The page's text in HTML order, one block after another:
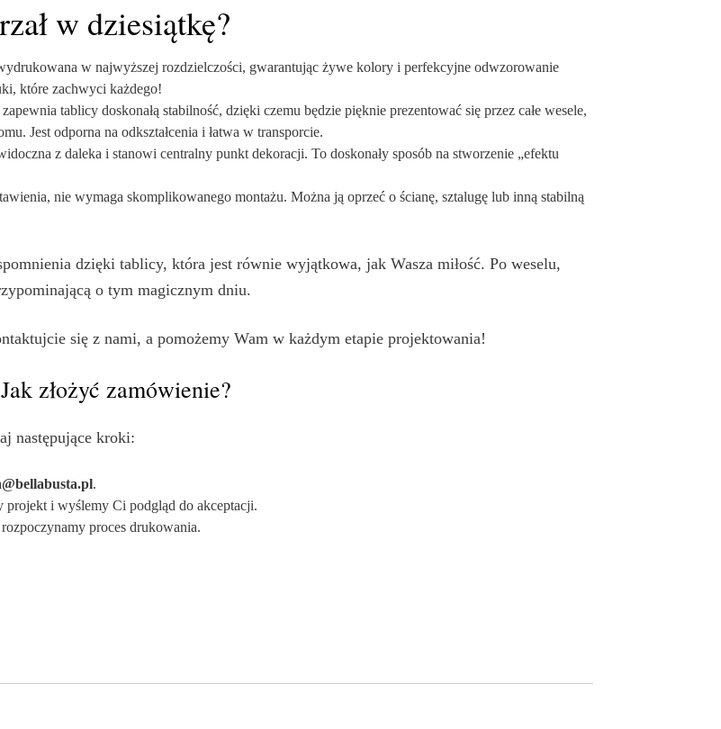
w dziesiątkę?
w najwyższej rozdzielczości, gwarantując żywe kolory i perfekcyjne odwzorowanie
które zachwyci każdego!
tablicy doskonałą stabilność, dzięki czemu będzie pięknie prezentować się przez całe wesele,
Jest odporna na odkształcenia i łatwa w transporcie.
z daleka i stanowi centralny punkt dekoracji. To doskonały sposób na stworzenie „efektu
nie wymaga skomplikowanego montażu. Można ją oprzeć o ścianę, sztalugę lub inną stabilną
dzięki tablicy, która jest równie wyjątkowa, jak Wasza miłość. Po weselu,
o tym magicznym dniu.
się z nami, a pomożemy Wam w każdym etapie projektowania!
Jak złożyć zamówienie?
następujące kroki:
.
i wyślemy Ci podgląd do akceptacji.
proces drukowania.